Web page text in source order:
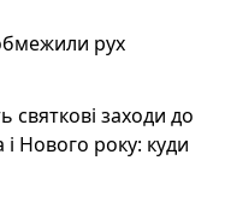
рух
святкові заходи до
Нового року: куди